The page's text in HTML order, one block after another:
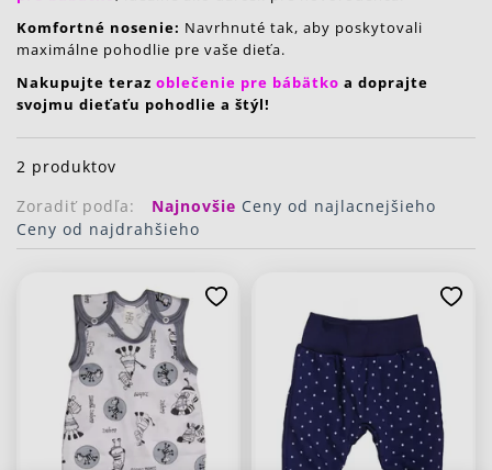
Komfortné nosenie: Navrhnuté tak, aby poskytovali
maximálne pohodlie pre vaše dieťa.
Nakupujte teraz oblečenie pre bábätko a doprajte
svojmu dieťaťu pohodlie a štýl!
2 produktov
Zoradiť podľa: Najnovšie Ceny od najlacnejšieho
Ceny od najdrahšieho